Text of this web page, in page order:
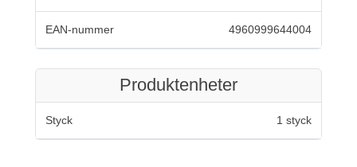
EAN-nummer 4960999644004
Produktenheter
Styck 1 styck